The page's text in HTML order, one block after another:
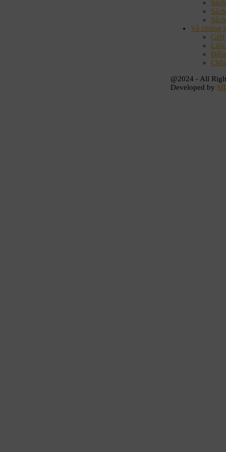
Về chúng
Giới
@2024 - All
Developed by